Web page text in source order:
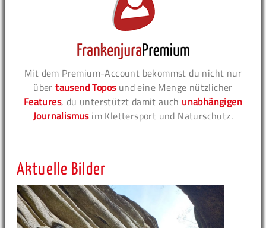
Mit dem Premium-Account bekommst du nicht nur
übertausend Toposund eine Menge nützlicher
Features, du unterstützt damit auch unabhängigen
Journalismusim Klettersport und Naturschutz.
Aktuelle Bilder